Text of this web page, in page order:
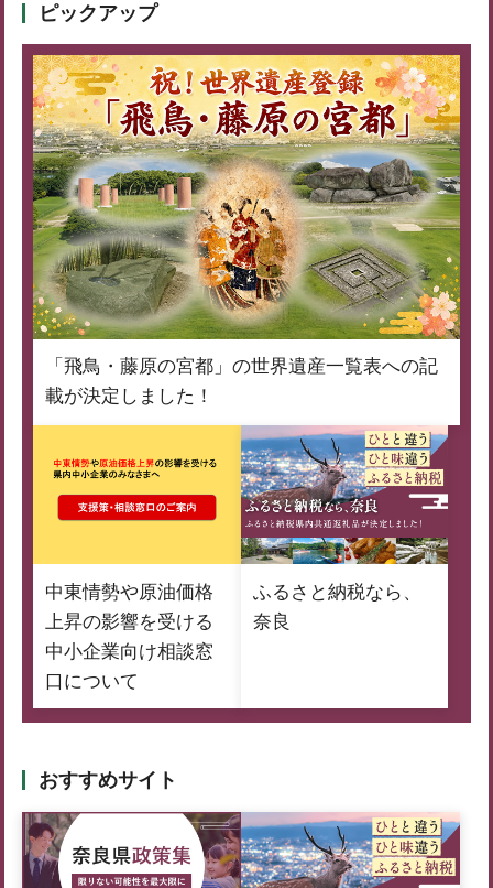
ピックアップ
「飛鳥・藤原の宮都」の世界遺産一覧表への記
載が決定しました！
中東情勢や原油価格
上昇の影響を受ける
中小企業向け相談窓
口について
ふるさと納税なら、
奈良
おすすめサイト